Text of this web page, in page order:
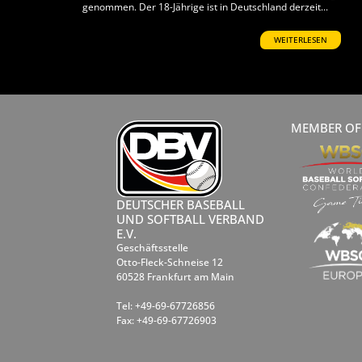
genommen. Der 18-Jährige ist in Deutschland derzeit...
WEITERLESEN
DEUTSCHER BASEBALL
UND SOFTBALL VERBAND
E.V.
Geschäftsstelle
Otto-Fleck-Schneise 12
60528 Frankfurt am Main
Tel: +49-69-67726856
Fax: +49-69-67726903
MEMBER OF